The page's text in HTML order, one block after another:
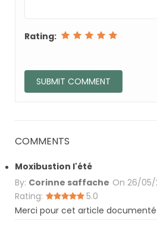
Rating:
COMMENTS
Moxibustion l'été
By: Corinne saffache On 26/05/
Rating:
5.0
Merci pour cet article